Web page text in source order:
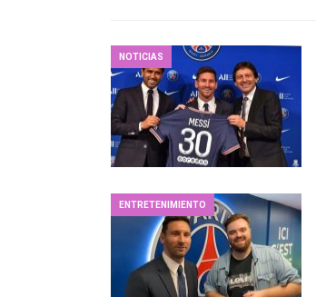
NOTICIAS
ENTRETENIMIENTO